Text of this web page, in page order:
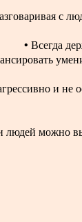
с
• Всегда
и
людей можно